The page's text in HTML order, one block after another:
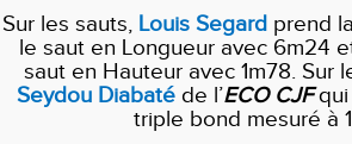
Sur les sauts, Louis Segard prend
le saut en Longueur avec 6m24
saut en Hauteur avec 1m78. Sur
Seydou Diabaté de l’ECO CJFqui
triple bond mesuré à